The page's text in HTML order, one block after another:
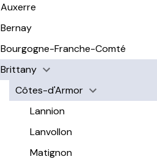
Auxerre
Bernay
Bourgogne-Franche-Comté
Brittany
Côtes-d'Armor
Lannion
Lanvollon
Matignon